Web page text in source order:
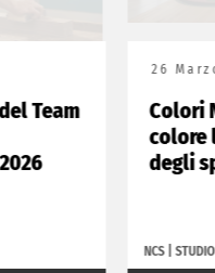
26 Marzo 2026
Colori NCS
colore
degli spazi
STUDIO DEL